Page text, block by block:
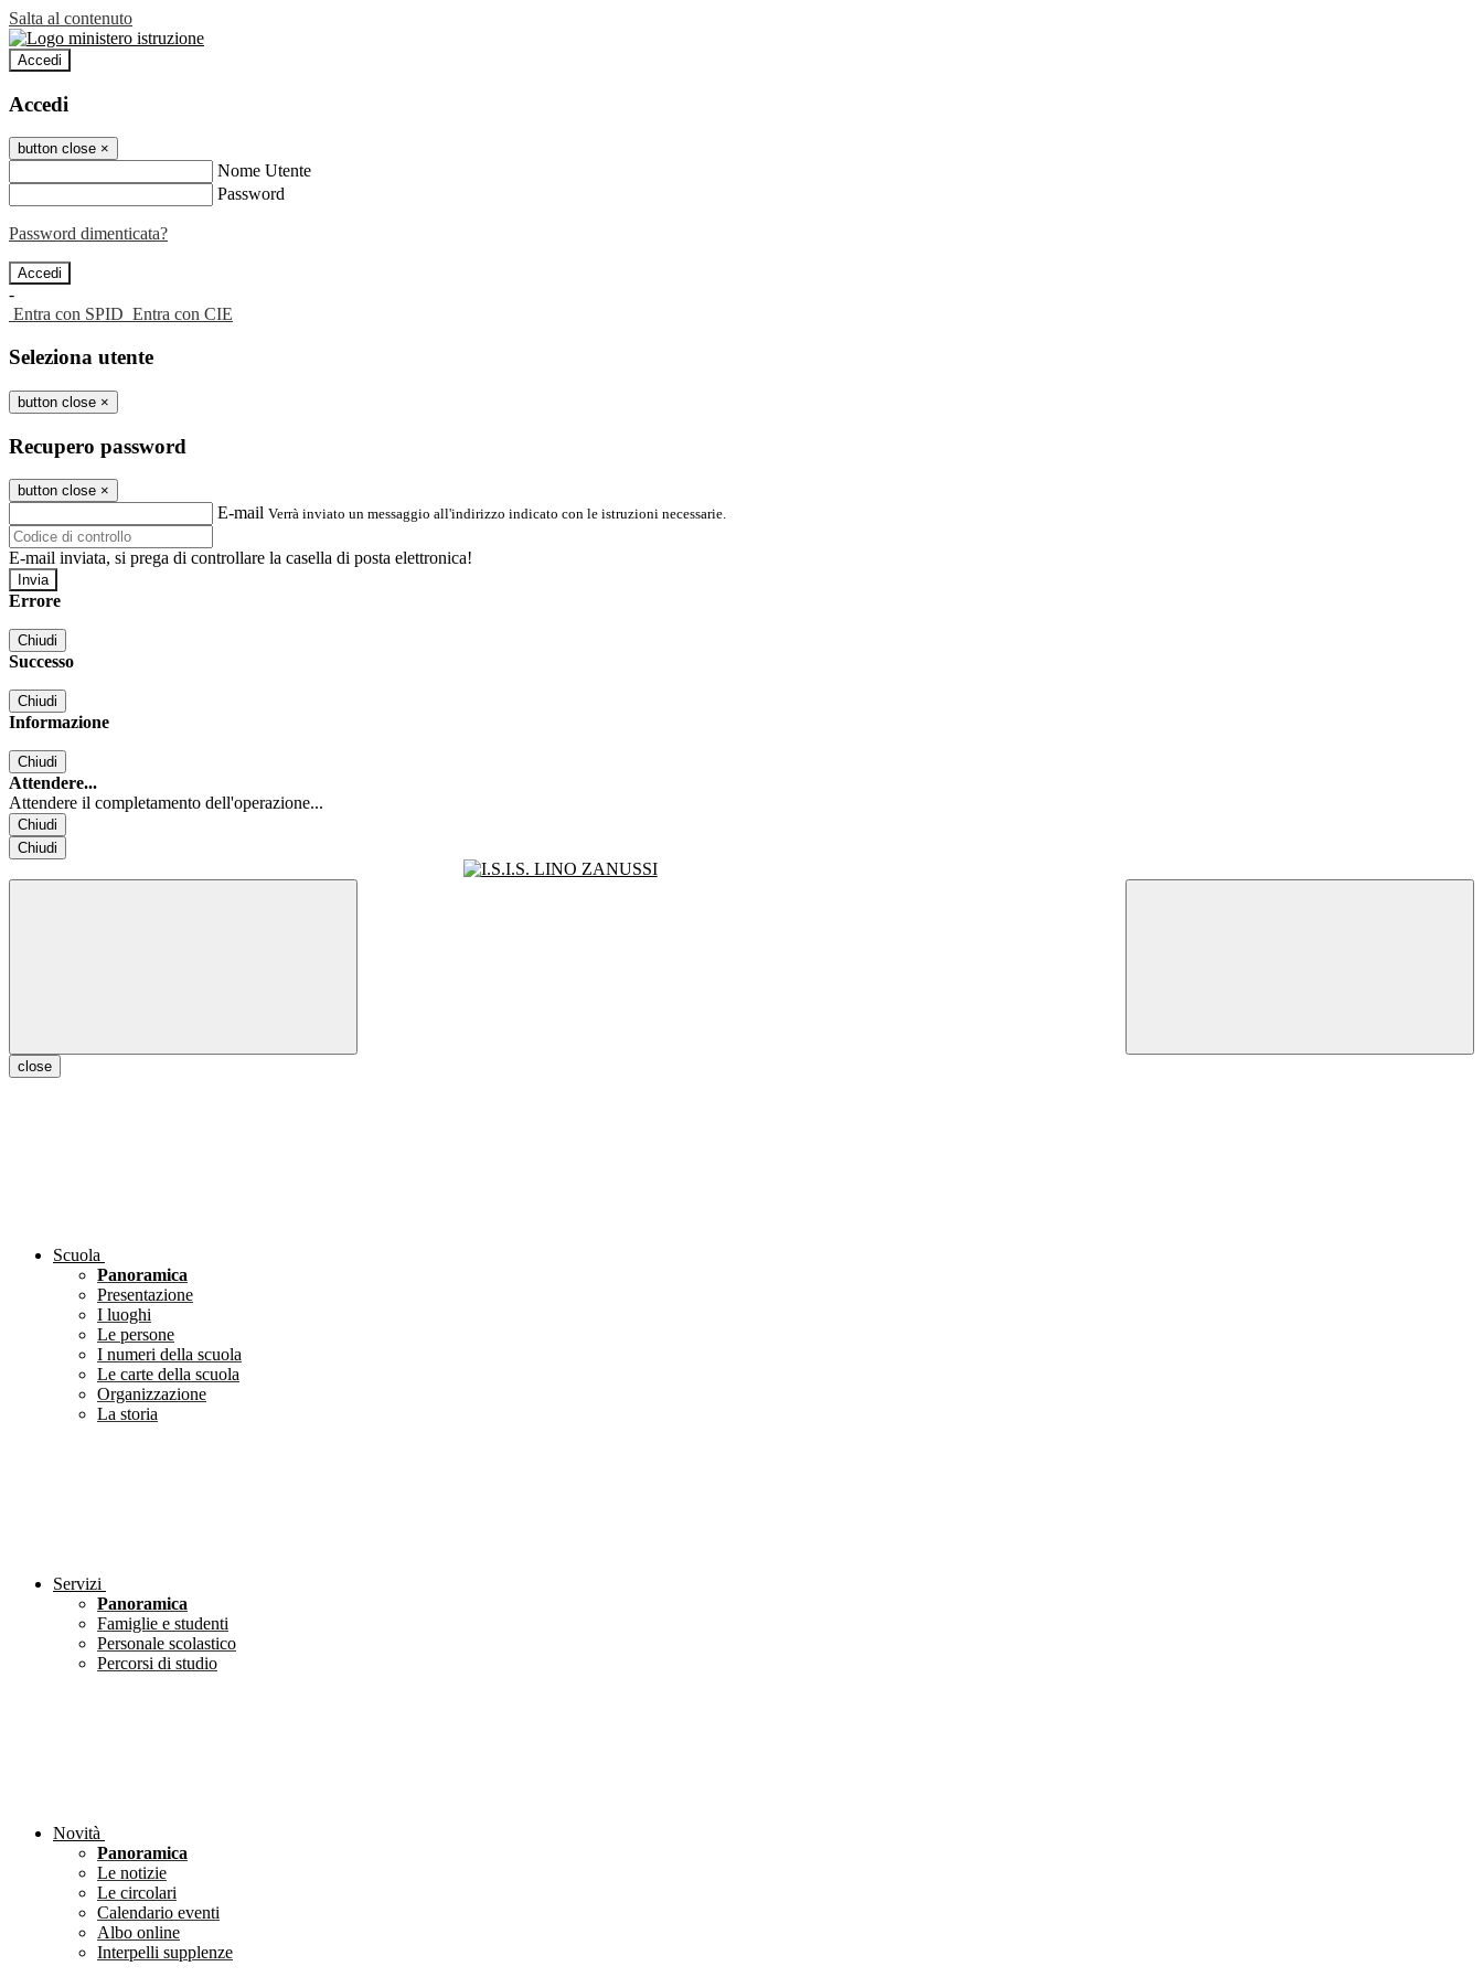
Salta al contenuto
Accedi
Accedi
button close ×
Nome Utente
Password
Password dimenticata?
-
Entra con SPID Entra con CIE
Seleziona utente
button close ×
Recupero password
button close ×
E-mail Verrà inviato un messaggio all'indirizzo indicato con le istruzioni necessarie.
E-mail inviata, si prega di controllare la casella di posta elettronica!
Errore
Chiudi
Successo
Chiudi
Informazione
Chiudi
Attendere...
Attendere il completamento dell'operazione...
Chiudi
Chiudi
close
Scuola
Panoramica
Presentazione
I luoghi
Le persone
I numeri della scuola
Le carte della scuola
Organizzazione
La storia
Servizi
Panoramica
Famiglie e studenti
Personale scolastico
Percorsi di studio
Novità
Panoramica
Le notizie
Le circolari
Calendario eventi
Albo online
Interpelli supplenze